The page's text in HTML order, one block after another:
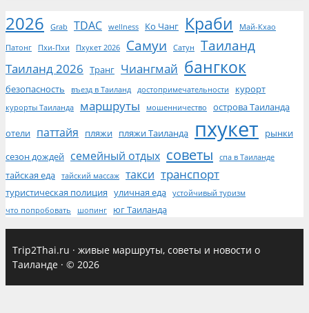
2026 Grab TDAC wellness Ко Чанг Краби Май-Кхао
Патонг Пхи-Пхи Пхукет 2026 Самуи Сатун Таиланд
Таиланд 2026 Транг Чиангмай бангкок
безопасность въезд в Таиланд достопримечательности курорт
курорты Таиланда маршруты мошенничество острова Таиланда
отели паттайя пляжи пляжи Таиланда пхукет
рынки
сезон дождей семейный отдых советы спа в Таиланде
тайская еда тайский массаж такси транспорт
туристическая полиция уличная еда
устойчивый туризм
что попробовать
шопинг юг Таиланда
Trip2Thai.ru · живые маршруты, советы и новости о
Таиланде · © 2026